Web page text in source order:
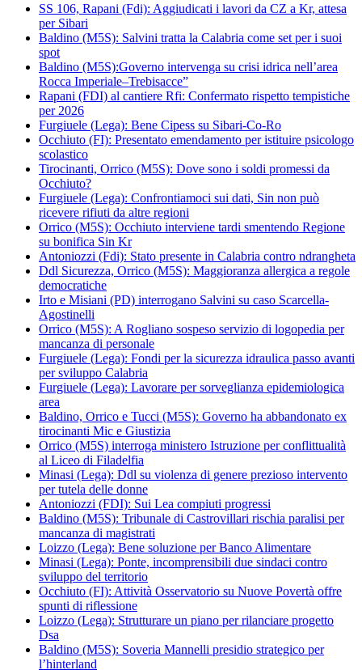
SS 106, Rapani (Fdi): Aggiudicati i lavori da CZ a Kr, attesa
per Sibari
Baldino (M5S): Salvini tratta la Calabria come set per i suoi
spot
Baldino (M5S):Governo intervenga su crisi idrica nell’area
Rocca Imperiale–Trebisacce”
Rapani (FDI) al cantiere Rfi: Confermato rispetto tempistiche
per 2026
Furgiuele (Lega): Bene Cipess su Sibari-Co-Ro
Occhiuto (FI): Presentato emendamento per istituire psicologo
scolastico
Tirocinanti, Orrico (M5S): Dove sono i soldi promessi da
Occhiuto?
Furgiuele (Lega): Confrontiamoci sui dati, Sin non può
ricevere rifiuti da altre regioni
Orrico (M5S): Occhiuto interviene tardi smentendo Regione
su bonifica Sin Kr
Antoniozzi (Fdi): Stato presente in Calabria contro ndrangheta
Ddl Sicurezza, Orrico (M5S): Maggioranza allergica a regole
democratiche
Irto e Misiani (PD) interrogano Salvini su caso Scarcella-
Agostinelli
Orrico (M5S): A Rogliano sospeso servizio di logopedia per
mancanza di personale
Furgiuele (Lega): Fondi per la sicurezza idraulica passo avanti
per sviluppo Calabria
Furgiuele (Lega): Lavorare per sorveglianza epidemiologica
area
Baldino, Orrico e Tucci (M5S): Governo ha abbandonato ex
tirocinanti Mic e Giustizia
Orrico (M5S) interroga ministero Istruzione per conflittualità
al Liceo di Filadelfia
Minasi (Lega): Ddl su violenza di genere prezioso intervento
per tutela delle donne
Antoniozzi (FDI): Sui Lea compiuti progressi
Baldino (M5S): Tribunale di Castrovillari rischia paralisi per
mancanza di magistrati
Loizzo (Lega): Bene soluzione per Banco Alimentare
Minasi (Lega): Ponte, incomprensibili due sindaci contro
sviluppo del territorio
Occhiuto (FI): Attività Osservatorio su Nuove Povertà offre
spunti di riflessione
Loizzo (Lega): Strutturare un piano per rilanciare progetto
Dsa
Baldino (M5S): Soveria Mannelli presidio strategico per
l’hinterland